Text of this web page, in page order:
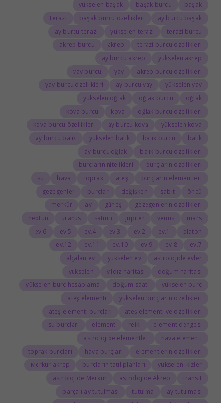
başak
başak burcu
yükselen başak
ay burcu başak
başak burcu özellikleri
terazi
terazi burcu
yükselen terazi
ay burcu terazi
terazi burcu özellikleri
akrep
akrep burcu
yükselen akrep
ay burcu akrep
akrep burcu özellikleri
yay
yay burcu
yükselen yay
ay burcu yay
yay burcu özellikleri
oğlak
oğlak burcu
yükselen oğlak
oğlak burcu özellikleri
kova
kova burcu
yükselen kova
ay burcu kova
kova burcu özellikleri
balık
balık burcu
yükselen balık
ay burcu balık
balık burcu özellikleri
ay burcu oğlak
burçların özellikleri
burçların nitelikleri
burçların elementleri
ateş
toprak
hava
su
öncü
sabit
değişken
burçlar
gezegenler
gezegenlerin özellikleri
güneş
ay
merkür
mars
venüs
jüpiter
satürn
uranüs
neptün
platon
1.ev
2.ev
3.ev
4.ev
5.ev
6.ev
7.ev
8.ev
9.ev
10.ev
11.ev
12.ev
astrolojide evler
yükselen ev
alçalan ev
doğum haritası
yıldız haritası
yükselen
yükselen burç
doğum saati
yükselen burç hesaplama
yükselen burçların özellikleri
ateş elementi
ateş elementi ve özellikleri
ateş elementi burçları
element dengesi
reiki
element
su burçları
hava elementi
astrolojide elementler
elementlerin özellikleri
hava burçları
toprak burçları
yükselen ikizler
burçların tatil planları
Merkür akrep
transit
astrolojide Akrep
astrolojide Merkür
ay tutulması
tutulma
parçalı ay tutulması